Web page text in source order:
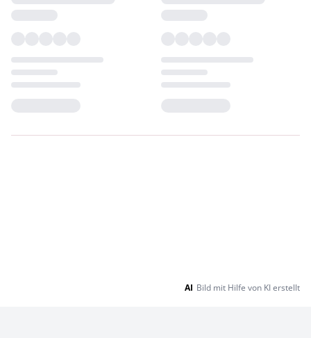
AI Bild mit Hilfe von KI erstellt